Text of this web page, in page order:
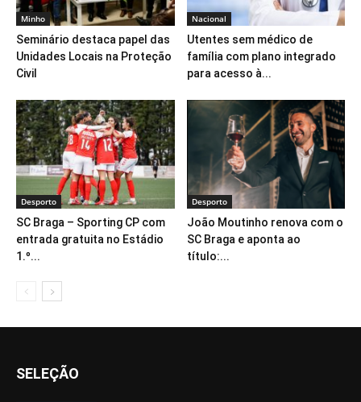
Minho
Seminário destaca papel das
Unidades Locais na Proteção
Civil
Nacional
Utentes sem médico de
família com plano integrado
para acesso à...
Desporto
SC Braga – Sporting CP com
entrada gratuita no Estádio
1.º...
Desporto
João Moutinho renova com o
SC Braga e aponta ao
título:...
SELEÇÃO